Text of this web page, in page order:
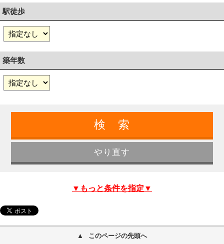
駅徒歩
築年数
▼もっと条件を指定▼
このページの先頭へ